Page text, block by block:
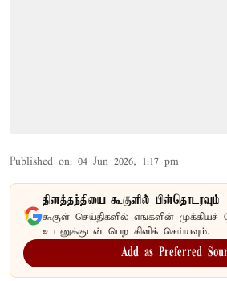
Published on: 04 Jun 2026, 1:17 pm
தினத்தந்தியை கூகுளில் பின்தொடரவும்
கூகுள் செய்திகளில் எங்களின் முக்கியச்
உடனுக்குடன் பெற கிளிக் செய்யவும்.
Add as Preferred